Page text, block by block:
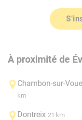
À proximité de
Chambon-sur-
km
Dontreix 21 km